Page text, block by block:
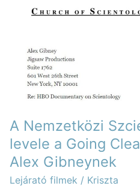
A Nemzetközi
levele a Going
Alex Gibneynek
Lejárató filmek / Kriszta
Going
kapcsán
Alex
Gibneynek